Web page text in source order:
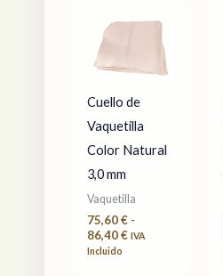
Cuello de
Vaquetilla
Color Natural
3,0 mm
Vaquetilla
75,60€ -
86,40€
de
precios:
75,60 €
86,40 €
IVA
Incluido